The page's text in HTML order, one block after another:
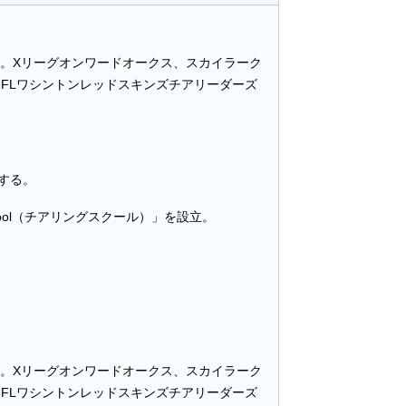
Xリーグオンワードオークス、スカイラーク
ワシントンレッドスキンズチアリーダーズ
る。
チアリングスクール）」を設立。
Xリーグオンワードオークス、スカイラーク
ワシントンレッドスキンズチアリーダーズ